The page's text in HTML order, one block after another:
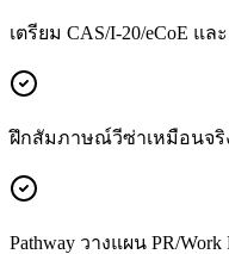
เตรียม CAS/I-20/eCoE และ
ฝึกสัมภาษณ์วีซ่าเหมือนจริ
Pathway วางแผน PR/